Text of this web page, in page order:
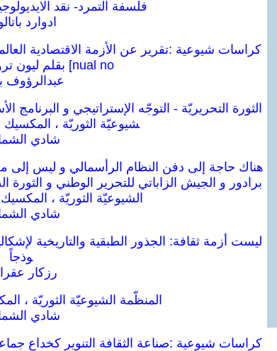
فلسفة التمرد- نقد
ادوارد
nual no] بقلم ليون تروتسكي.1921.
عبدالرؤوف
الثورة التحريريّة - التوجّه الإستراتيجي و
شيوعيّة الثوريّة ، المكسيك
شادي
هناك حاجة إلى دفن النظام الرأسمالي و ليس إلى
برادور و الجيش الزاباتي للتحرير الوطني و
الشيوعيّة الثوريّة ،
شادي
ليست أزمة ثقافة: الجذور الطبقية والتاريخية
وذجاً
رزكار
المنظّمة الشيوعيّة الثوريّة ،
شادي